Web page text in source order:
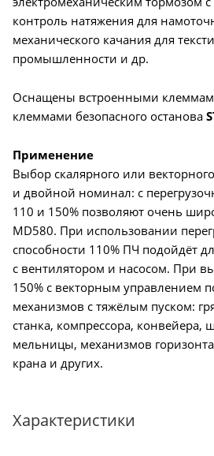
контроль натяжения для
механического качания для
промышленности и др.
Оснащены встроенными
клеммами безопасного останова
Применение
Выбор скалярного или
и двойной номинал: с
110 и 150% позволяют очень
MD580. При использовании
способности 110% ПЧ подойдёт
с вентилятором и насосом. При
150% с векторным управлением
механизмов с тяжёлым пуском:
станка, компрессора, конвейера,
мельницы, механизмов
крана и других.
Характеристики